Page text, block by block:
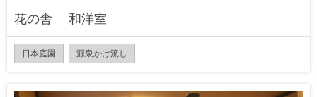
花の舎 和洋室
日本庭園 源泉かけ流し